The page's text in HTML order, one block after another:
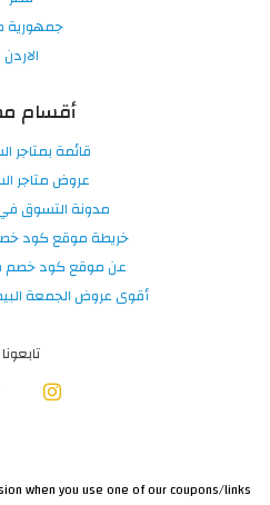
جمهورية
الاردن
أقسام
قائمة بمتاجر
عروض متاجر
مدونة التسوق
خريطة موقع كود
عن موقع كود خصم
أقوى عروض الجمعة
تابعونا
when you use one of our coupons/links